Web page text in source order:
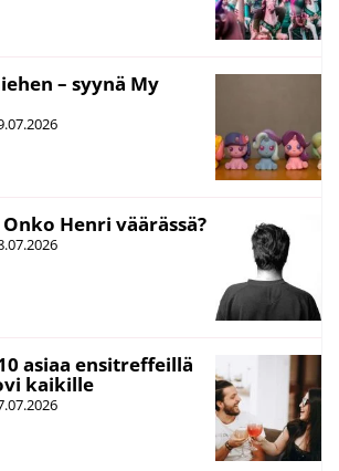
– syynä My
Henri väärässä?
asiaa ensitreffeillä
kaikille